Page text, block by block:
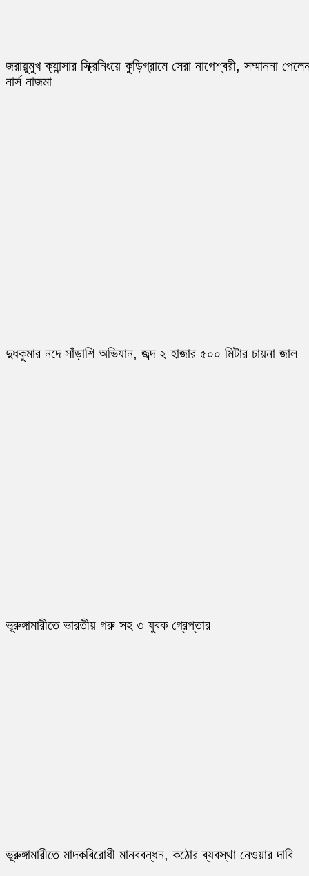
জরায়ুমুখ ক্যান্সার স্ক্রিনিংয়ে কুড়িগ্রামে সেরা নাগেশ্বরী, সম্মাননা
নার্স নাজমা
দুধকুমার নদে সাঁড়াশি অভিযান, জব্দ ২ হাজার ৫০০ মিটার চায়না জাল
ভূরুঙ্গামারীতে ভারতীয় গরু সহ ৩ যুবক গ্রেপ্তার
ভূরুঙ্গামারীতে মাদকবিরোধী মানববন্ধন, কঠোর ব্যবস্থা নেওয়ার দাবি